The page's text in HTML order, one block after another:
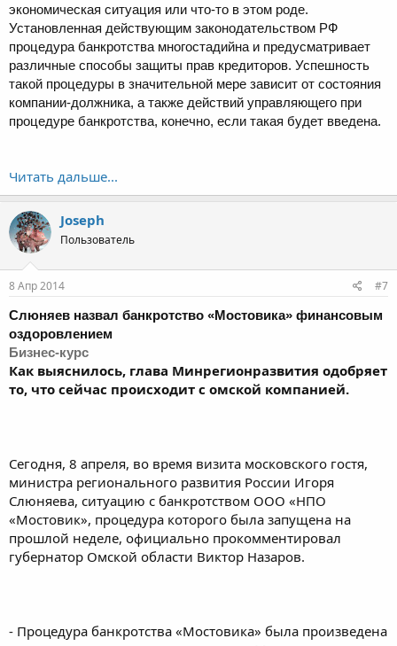
экономическая ситуация или что-то в этом роде.
Установленная действующим законодательством РФ
процедура банкротства многостадийна и предусматривает
различные способы защиты прав кредиторов. Успешность
такой процедуры в значительной мере зависит от состояния
компании-должника, а также действий управляющего при
процедуре банкротства, конечно, если такая будет введена.
Читать дальше...
Joseph
Пользователь
8 Апр 2014
#7
Слюняев назвал банкротство «Мостовика» финансовым
оздоровлением
Бизнес-курс
Как выяснилось, глава Минрегионразвития одобряет
то, что сейчас происходит с омской компанией.
Сегодня, 8 апреля, во время визита московского гостя,
министра регионального развития России Игоря
Слюняева, ситуацию с банкротством ООО «НПО
«Мостовик», процедура которого была запущена на
прошлой неделе, официально прокомментировал
губернатор Омской области Виктор Назаров.
- Процедура банкротства «Мостовика» была произведена